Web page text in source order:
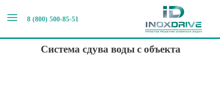
8 (800) 500-85-51
Главная > Наши новости Система сдува воды с объекта
Система сдува воды с объекта